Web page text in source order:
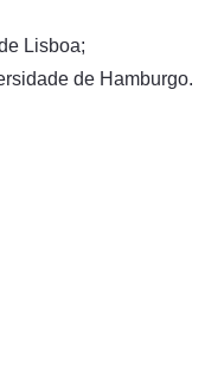
Lisboa;
de Hamburgo.